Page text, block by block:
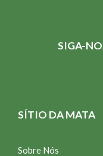
SIGA-
SÍTIO DA MATA
Sobre Nós